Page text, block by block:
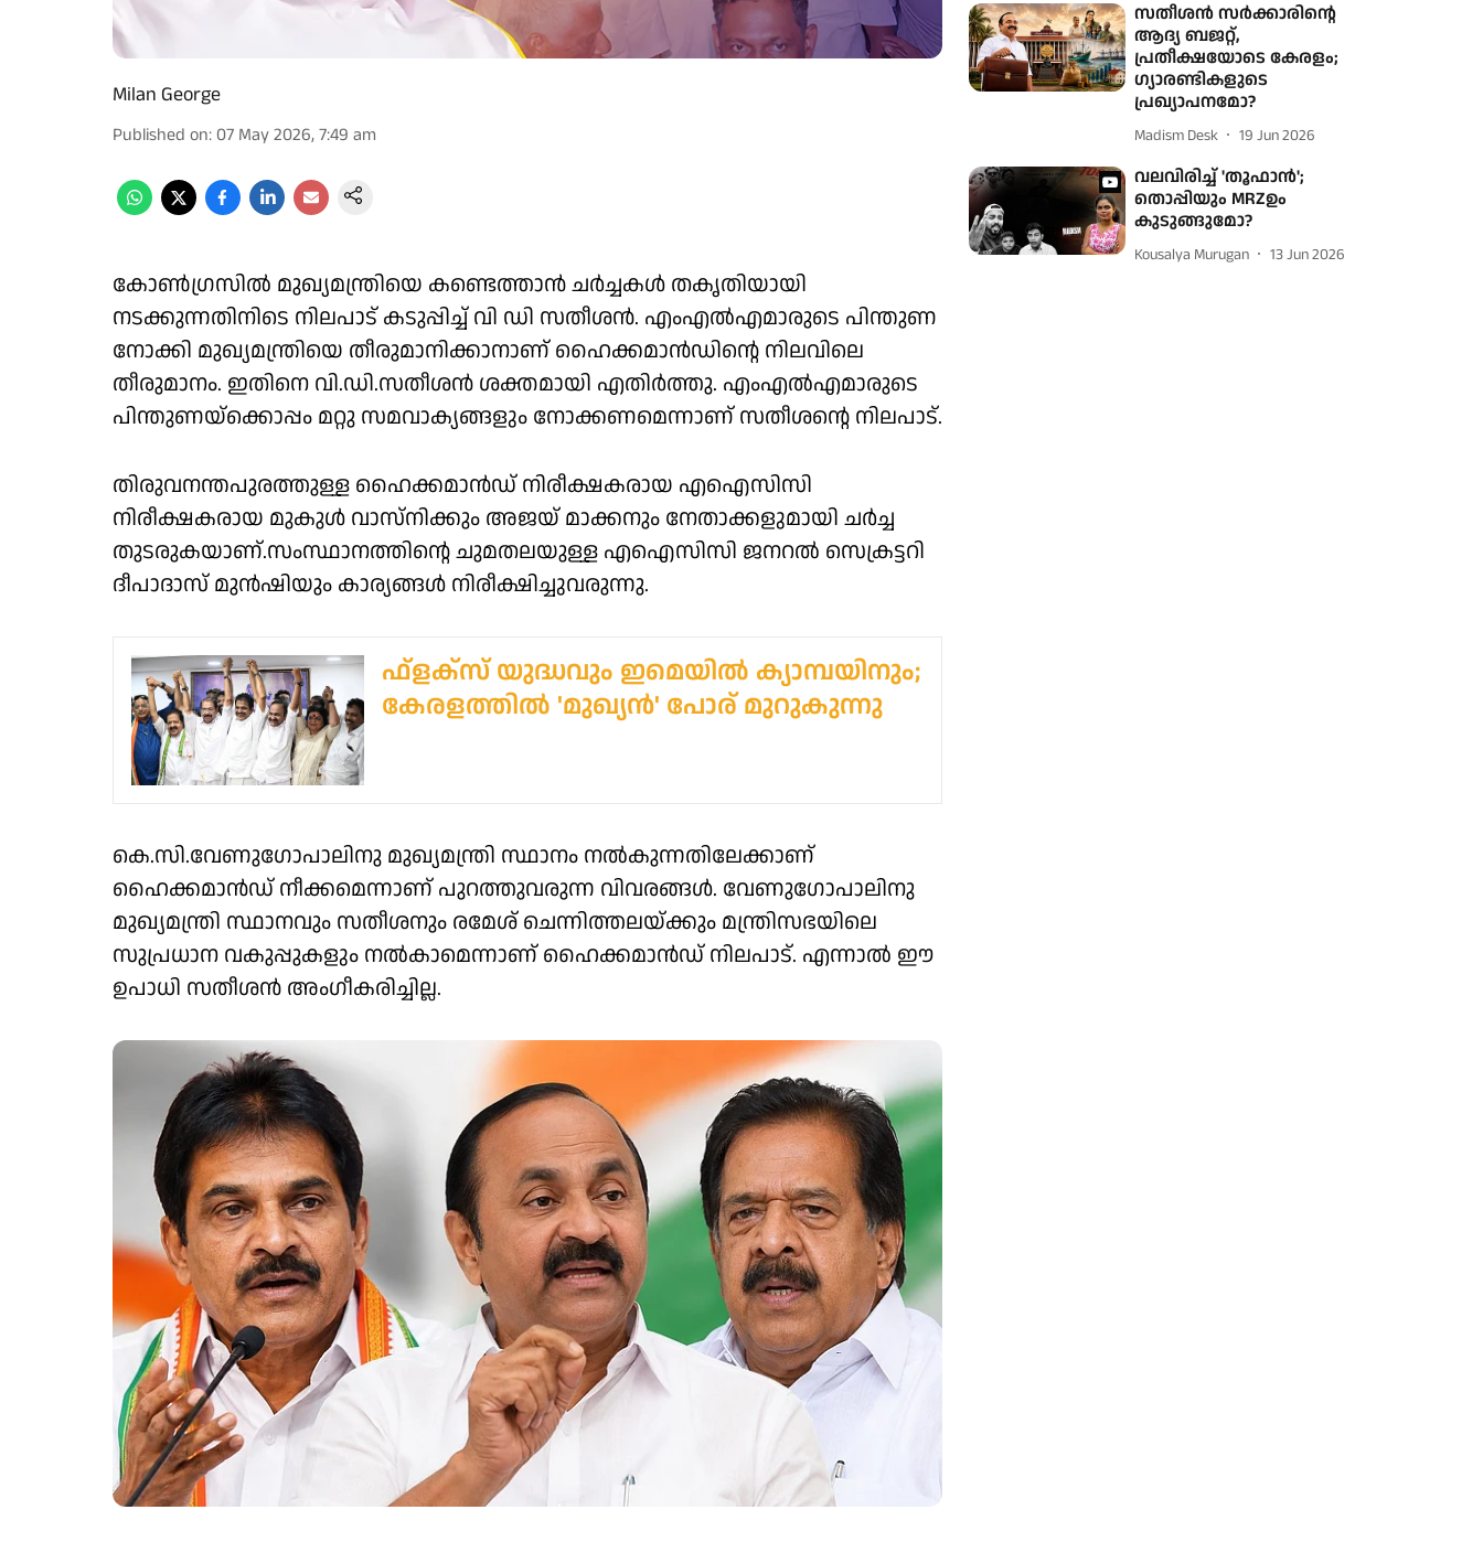
Milan George
Published on: 07 May 2026, 7:49 am
കോൺഗ്രസിൽ മുഖ്യമന്ത്രിയെ കണ്ടെത്താൻ ചർച്ചകൾ തകൃതിയായി
നടക്കുന്നതിനിടെ നിലപാട് കടുപ്പിച്ച് വി ഡി സതീശൻ. എംഎൽഎമാരുടെ പിന്തുണ
നോക്കി മുഖ്യമന്ത്രിയെ തീരുമാനിക്കാനാണ് ഹൈക്കമാൻഡിന്റെ നിലവിലെ
തീരുമാനം. ഇതിനെ വി.ഡി.സതീശൻ ശക്തമായി എതിർത്തു. എംഎൽഎമാരുടെ
പിന്തുണയ്‌ക്കൊപ്പം മറ്റു സമവാക്യങ്ങളും നോക്കണമെന്നാണ് സതീശന്റെ നിലപാട്.
തിരുവനന്തപുരത്തുള്ള ഹൈക്കമാൻഡ് നിരീക്ഷകരായ എഐസിസി
നിരീക്ഷകരായ മുകുള്‍ വാസ്‌നിക്കും അജയ് മാക്കനും നേതാക്കളുമായി ചർച്ച
തുടരുകയാണ്.സംസ്ഥാനത്തിന്റെ ചുമതലയുള്ള എഐസിസി ജനറൽ സെക്രട്ടറി
ദീപാദാസ് മുൻഷിയും കാര്യങ്ങൾ നിരീക്ഷിച്ചുവരുന്നു.
ഫ്ളക്സ് യുദ്ധവും ഇമെയില്‍ ക്യാമ്പയിനും;
കേരളത്തില്‍ 'മുഖ്യന്‍' പോര് മുറുകുന്നു
കെ.സി.വേണുഗോപാലിനു മുഖ്യമന്ത്രി സ്ഥാനം നൽകുന്നതിലേക്കാണ്
ഹൈക്കമാൻഡ് നീക്കമെന്നാണ് പുറത്തുവരുന്ന വിവരങ്ങൾ. വേണുഗോപാലിനു
മുഖ്യമന്ത്രി സ്ഥാനവും സതീശനും രമേശ് ചെന്നിത്തലയ്ക്കും മന്ത്രിസഭയിലെ
സുപ്രധാന വകുപ്പുകളും നൽകാമെന്നാണ് ഹൈക്കമാൻഡ് നിലപാട്. എന്നാൽ ഈ
ഉപാധി സതീശൻ അംഗീകരിച്ചില്ല.
സതീശൻ സർക്കാരിന്റെ
ആദ്യ ബജറ്റ്,
പ്രതീക്ഷയോടെ കേരളം;
ഗ്യാരണ്ടികളുടെ
പ്രഖ്യാപനമോ?
Madism Desk 19 Jun 2026
വലവിരിച്ച് 'തൂഫാൻ';
തൊപ്പിയും MRZഉം
കുടുങ്ങുമോ?
Kousalya Murugan 13 Jun 2026